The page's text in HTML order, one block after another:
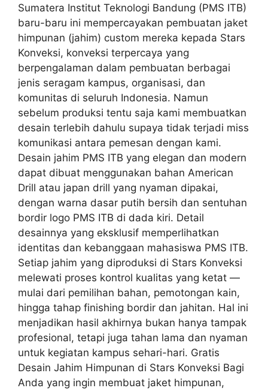
Sumatera Institut Teknologi Bandung (PMS ITB)
baru-baru ini mempercayakan pembuatan jaket
himpunan (jahim) custom mereka kepada Stars
Konveksi, konveksi terpercaya yang
berpengalaman dalam pembuatan berbagai
jenis seragam kampus, organisasi, dan
komunitas di seluruh Indonesia. Namun
sebelum produksi tentu saja kami membuatkan
desain terlebih dahulu supaya tidak terjadi miss
komunikasi antara pemesan dengan kami.
Desain jahim PMS ITB yang elegan dan modern
dapat dibuat menggunakan bahan American
Drill atau japan drill yang nyaman dipakai,
dengan warna dasar putih bersih dan sentuhan
bordir logo PMS ITB di dada kiri. Detail
desainnya yang eksklusif memperlihatkan
identitas dan kebanggaan mahasiswa PMS ITB.
Setiap jahim yang diproduksi di Stars Konveksi
melewati proses kontrol kualitas yang ketat —
mulai dari pemilihan bahan, pemotongan kain,
hingga tahap finishing bordir dan jahitan. Hal ini
menjadikan hasil akhirnya bukan hanya tampak
profesional, tetapi juga tahan lama dan nyaman
untuk kegiatan kampus sehari-hari. Gratis
Desain Jahim Himpunan di Stars Konveksi Bagi
Anda yang ingin membuat jaket himpunan,